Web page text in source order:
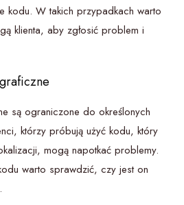
kodu. W takich przypadkach warto
klienta, aby zgłosić problem i
są ograniczone do określonych
którzy próbują użyć kodu, który
mogą napotkać problemy.
warto sprawdzić, czy jest on